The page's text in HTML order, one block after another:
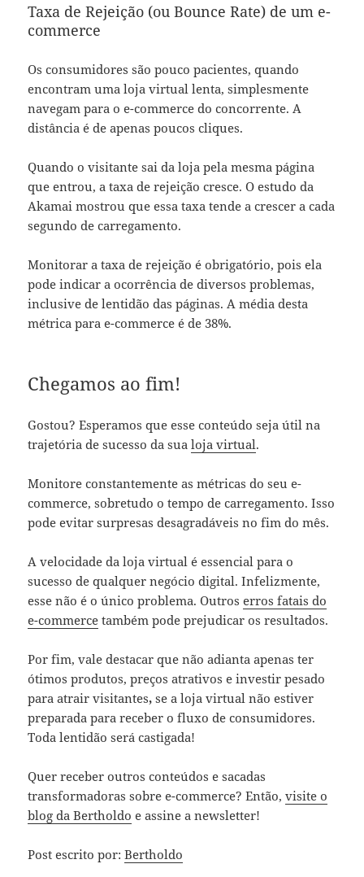
Taxa de Rejeição (ou Bounce Rate) de um e-
commerce
Os consumidores são pouco pacientes, quando
encontram uma loja virtual lenta, simplesmente
navegam para o e-commerce do concorrente. A
distância é de apenas poucos cliques.
Quando o visitante sai da loja pela mesma página
que entrou, a taxa de rejeição cresce. O estudo da
Akamai mostrou que essa taxa tende a crescer a cada
segundo de carregamento.
Monitorar a taxa de rejeição é obrigatório, pois ela
pode indicar a ocorrência de diversos problemas,
inclusive de lentidão das páginas. A média desta
métrica para e-commerce é de 38%.
Chegamos ao fim!
Gostou? Esperamos que esse conteúdo seja útil na
trajetória de sucesso da sualoja virtual.
Monitore constantemente as métricas do seu e-
commerce, sobretudo o tempo de carregamento. Isso
pode evitar surpresas desagradáveis no fim do mês.
A velocidade da loja virtual é essencial para o
sucesso de qualquer negócio digital. Infelizmente,
esse não é o único problema. Outroserros fatais do
e-commerce também pode prejudicar os resultados.
Por fim, vale destacar que não adianta apenas ter
ótimos produtos, preços atrativos e investir pesado
para atrair visitantes,se a loja virtual não estiver
preparada para receber o fluxo de consumidores.
Toda lentidão será castigada!
Quer receber outros conteúdos e sacadas
transformadoras sobre e-commerce? Então,visite o
blog da Bertholdo e assine a newsletter!
Post escrito por:Bertholdo